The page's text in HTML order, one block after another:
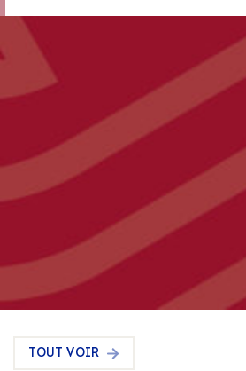
TOUT VOIR